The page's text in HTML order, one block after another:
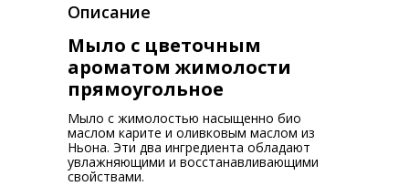
Описание
Мыло с цветочным
ароматом жимолости
прямоугольное
Мыло с жимолостью насыщенно био
маслом карите и оливковым маслом из
Ньона. Эти два ингредиента обладают
увлажняющими и восстанавливающими
свойствами.